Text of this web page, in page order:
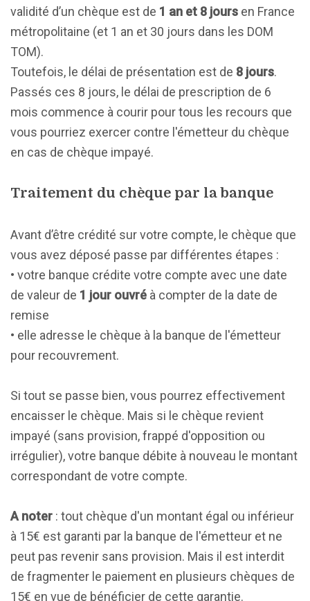
validité d’un chèque est de 1 an et 8 jours en France
métropolitaine (et 1 an et 30 jours dans les DOM
TOM).
Toutefois, le délai de présentation est de 8 jours.
Passés ces 8 jours, le délai de prescription de 6
mois commence à courir pour tous les recours que
vous pourriez exercer contre l'émetteur du chèque
en cas de chèque impayé.
Traitement du chèque par la banque
Avant d’être crédité sur votre compte, le chèque que
vous avez déposé passe par différentes étapes :
• votre banque crédite votre compte avec une date
de valeur de 1 jour ouvré à compter de la date de
remise
• elle adresse le chèque à la banque de l'émetteur
pour recouvrement.
Si tout se passe bien, vous pourrez effectivement
encaisser le chèque. Mais si le chèque revient
impayé (sans provision, frappé d'opposition ou
irrégulier), votre banque débite à nouveau le montant
correspondant de votre compte.
A noter : tout chèque d'un montant égal ou inférieur
à 15€ est garanti par la banque de l'émetteur et ne
peut pas revenir sans provision. Mais il est interdit
de fragmenter le paiement en plusieurs chèques de
15€ en vue de bénéficier de cette garantie.